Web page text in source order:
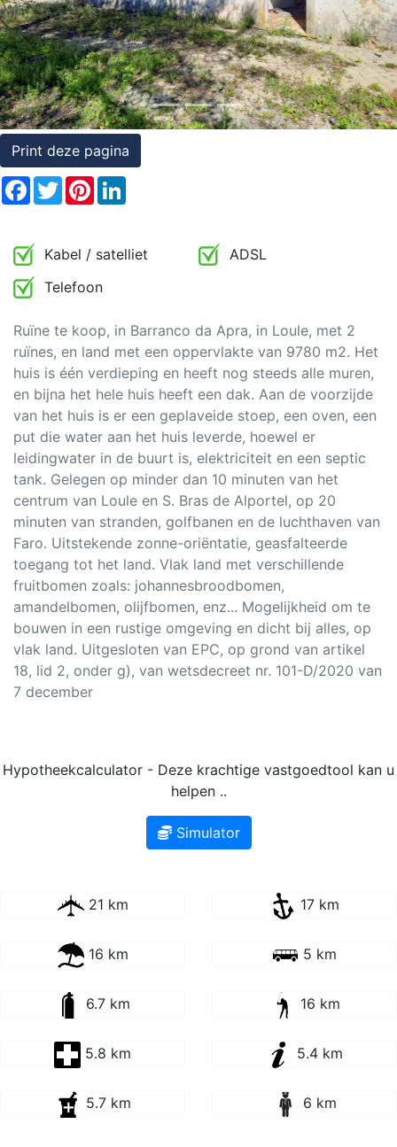
Rechten
op
onroerend
goed
Print deze pagina
Facebook
TwitterPinterest
Kabel / satelliet
ADSL
Telefoon
Ruïne te koop, in Barranco da Apra, in Loule, met 2
ruïnes, en land met een oppervlakte van 9780 m2. Het
huis is één verdieping en heeft nog steeds alle muren,
en bijna het hele huis heeft een dak. Aan de voorzijde
van het huis is er een geplaveide stoep, een oven, een
put die water aan het huis leverde, hoewel er
leidingwater in de buurt is, elektriciteit en een septic
tank. Gelegen op minder dan 10 minuten van het
centrum van Loule en S. Bras de Alportel, op 20
minuten van stranden, golfbanen en de luchthaven van
Faro. Uitstekende zonne-oriëntatie, geasfalteerde
toegang tot het land. Vlak land met verschillende
fruitbomen zoals: johannesbroodbomen,
amandelbomen, olijfbomen, enz... Mogelijkheid om te
bouwen in een rustige omgeving en dicht bij alles, op
vlak land. Uitgesloten van EPC, op grond van artikel
18, lid 2, onder g), van wetsdecreet nr. 101-D/2020 van
7 december
Hypotheekcalculator - Deze krachtige vastgoedtool kan u
helpen ..
Simulator
21 km 17 km
16 km 5 km
6.7 km 16 km
5.8 km 5.4 km
5.7 km 6 km